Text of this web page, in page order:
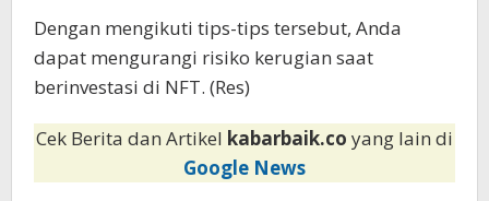
Dengan mengikuti tips-tips tersebut, Anda
dapat mengurangi risiko kerugian saat
berinvestasi di NFT. (Res)
Cek Berita dan Artikel kabarbaik.co yang lain di
Google News